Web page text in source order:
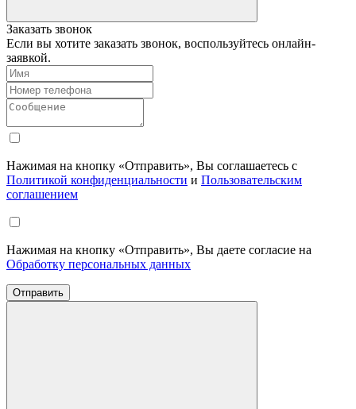
Заказать звонок
Если вы хотите заказать звонок, воспользуйтесь онлайн-
заявкой.
Нажимая на кнопку «Отправить», Вы соглашаетесь с
Политикой конфиденциальности и Пользовательским
соглашением
Нажимая на кнопку «Отправить», Вы даете согласие на
Обработку персональных данных
Отправить